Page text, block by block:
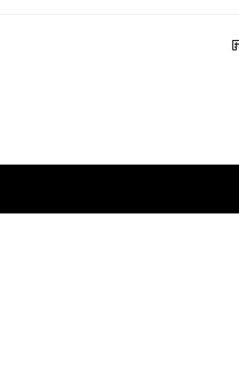
auf Lager ist
wenn sie wieder auf Lager ist